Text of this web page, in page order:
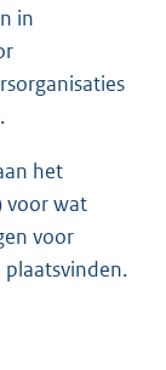
in
het
voor wat
voor